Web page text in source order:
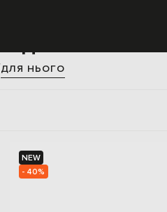
ДЛЯ НЬОГО
NEW
- 40%